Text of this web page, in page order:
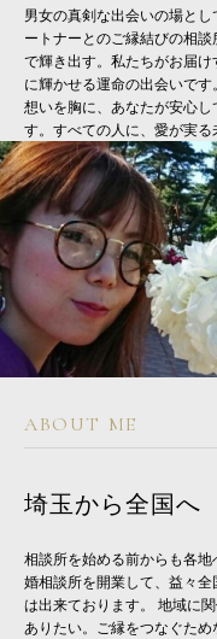
男女の真剣な出会いの場と
ートナーとのご縁結びの相
で輝き出す。私たちがお届
に輝かせる運命の出会いで
想いを胸に、あなたが安心
す。すべての人に、愛が実る
ABOUT ME
埼玉から全国へ
相談所を始める前からも各
婚相談所を開業して、益々
は出来ております。 地域に
ありたい。ご縁をつなぐた